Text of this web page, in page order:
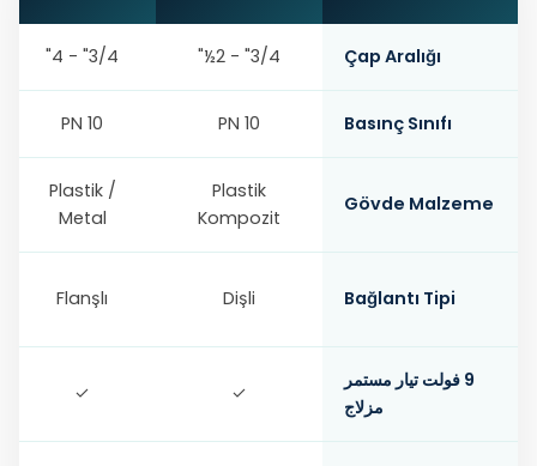
Çap Aralığı
3/4" - 2½"
3/4" - 4"
Basınç Sınıfı
PN 10
PN 10
Gövde Malzeme
Plastik
Kompozit
Plastik /
Metal
Bağlantı Tipi
Dişli
Flanşlı
9 فولت تيار مستمر
مزلاج
✓
✓